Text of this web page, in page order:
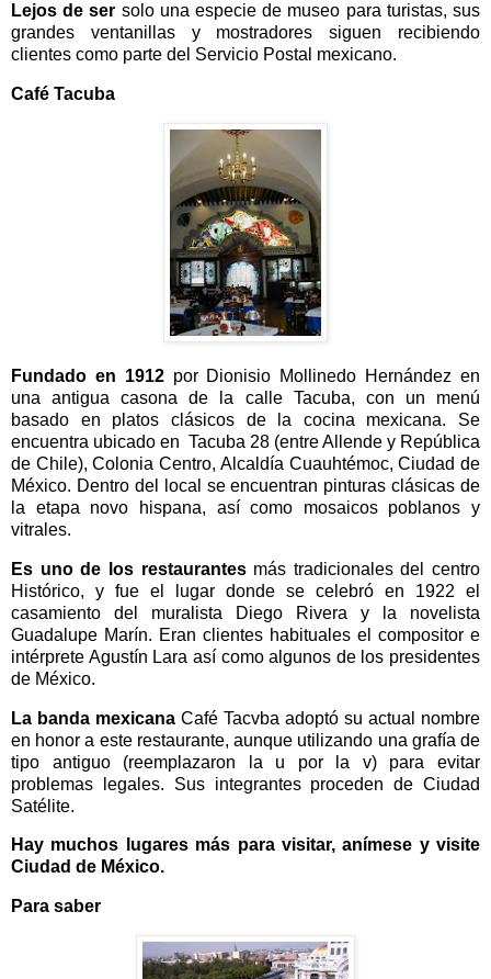
Lejos de ser solo una especie de museo para turistas, sus
grandes ventanillas y mostradores siguen recibiendo
clientes como parte del Servicio Postal mexicano.
Café Tacuba
Fundado en 1912por Dionisio Mollinedo Hernández en
una antigua casona de la calle Tacuba, con un menú
basado en platos clásicos de la cocina mexicana.​ Se
encuentra ubicado en Tacuba 28 (entre Allende y República
de Chile), Colonia Centro, Alcaldía Cuauhtémoc, Ciudad de
México. Dentro del local se encuentran pinturas clásicas de
la etapa novo hispana, así como mosaicos poblanos y
vitrales.
Es uno de los restaurantesmás tradicionales del centro
Histórico, y fue el lugar donde se celebró en 1922 el
casamiento del muralista Diego Rivera y la novelista
Guadalupe Marín. Eran clientes habituales el compositor e
intérprete Agustín Lara así como algunos de los presidentes
de México.
La banda mexicana Café Tacvba adoptó su actual nombre
en honor a este restaurante, aunque utilizando una grafía de
tipo antiguo (reemplazaron la u por la v) para evitar
problemas legales. Sus integrantes proceden de Ciudad
Satélite.
Hay muchos lugares más para visitar, anímese y visite
Ciudad de México.
Para saber